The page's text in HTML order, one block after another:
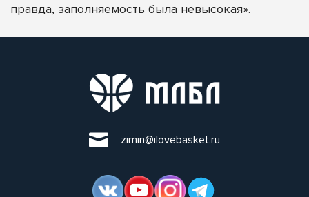
правда, заполняемость была невысокая».
zimin@ilovebasket.ru